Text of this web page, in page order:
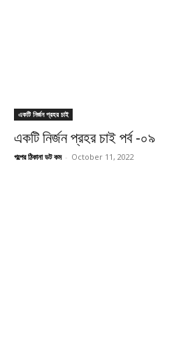
একটি নির্জন প্রহর চাই
একটি নির্জন প্রহর চাই পর্ব -০৯
গল্পের ঠিকানা ডট কম - October 11, 2022